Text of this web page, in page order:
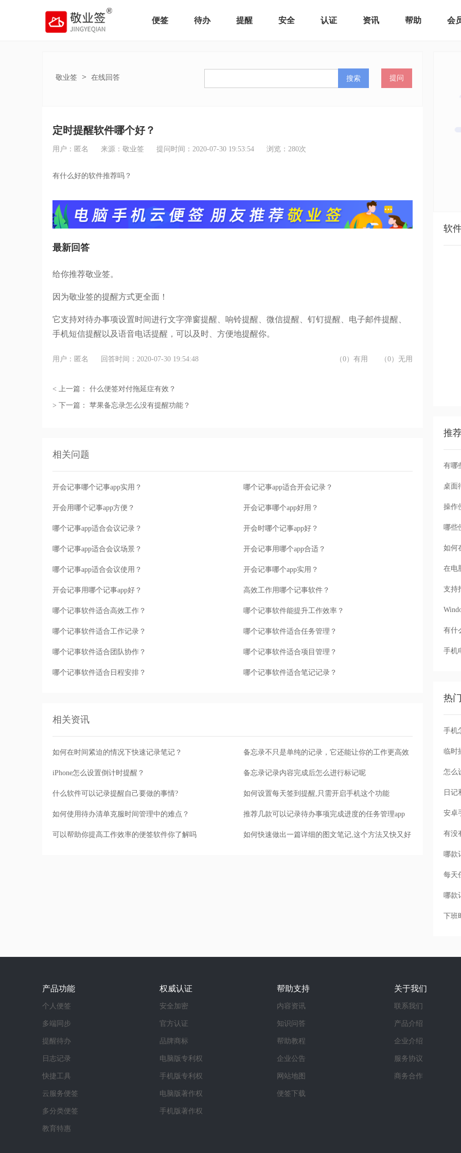
便签 待办 提醒 安全 认证 资讯 帮助 会
敬业签 > 在线回答 搜索 提问
定时提醒软件哪个好？
用户：匿名 来源：敬业签 提问时间：2020-07-30 19:53:54 浏览： 280次
有什么好的软件推荐吗？
最新回答
给你推荐敬业签。
因为敬业签的提醒方式更全面！
它支持对待办事项设置时间进行文字弹窗提醒、响铃提醒、微信提醒、钉钉提醒、电子邮件提醒、
手机短信提醒以及语音电话提醒，可以及时、方便地提醒你。
用户：匿名 回答时间：2020-07-30 19:54:48 （0）有用 （0）无用
< 上一篇： 什么便签对付拖延症有效？
> 下一篇： 苹果备忘录怎么没有提醒功能？
相关问题
开会记事哪个记事app实用？ 哪个记事app适合开会记录？
开会用哪个记事app方便？ 开会记事哪个app好用？
哪个记事app适合会议记录？ 开会时哪个记事app好？
哪个记事app适合会议场景？ 开会记事用哪个app合适？
哪个记事app适合会议使用？ 开会记事哪个app实用？
开会记事用哪个记事app好？ 高效工作用哪个记事软件？
哪个记事软件适合高效工作？ 哪个记事软件能提升工作效率？
哪个记事软件适合工作记录？ 哪个记事软件适合任务管理？
哪个记事软件适合团队协作？ 哪个记事软件适合项目管理？
哪个记事软件适合日程安排？ 哪个记事软件适合笔记记录？
相关资讯
如何在时间紧迫的情况下快速记录笔记？ 备忘录不只是单纯的记录，它还能让你的工作更高效
iPhone怎么设置倒计时提醒？ 备忘录记录内容完成后怎么进行标记呢
什么软件可以记录提醒自己要做的事情? 如何设置每天签到提醒,只需开启手机这个功能
如何使用待办清单克服时间管理中的难点？ 推荐几款可以记录待办事项完成进度的任务管理app
可以帮助你提高工作效率的便签软件你了解吗 如何快速做出一篇详细的图文笔记,这个方法又快又好
软
推
有哪
桌面
操作
哪些
如何
在电
支持
有什
手机
热
手机
怎么
每天
下班
产品功能
个人便签
多端同步
提醒待办
日志记录
快捷工具
云服务便签
多分类便签
教育特惠
权威认证
安全加密
官方认证
品牌商标
电脑版专利权
手机版专利权
电脑版著作权
手机版著作权
帮助支持
内容资讯
知识问答
帮助教程
企业公告
网站地图
便签下载
关于我们
联系我们
产品介绍
企业介绍
服务协议
商务合作